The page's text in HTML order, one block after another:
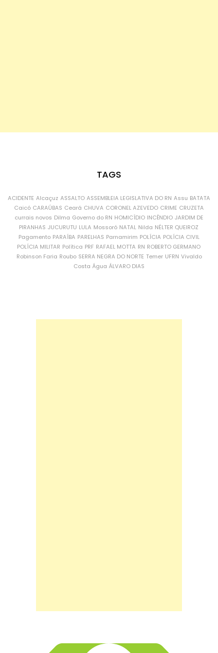
TAGS
ACIDENTE Alcaçuz ASSALTO ASSEMBLEIA LEGISLATIVA DO RN Assu BATATA
Caicó CARAÚBAS Ceará CHUVA CORONEL AZEVEDO CRIME CRUZETA
currais novos Dilma Governo do RN HOMICÍDIO INCÊNDIO JARDIM DE
PIRANHAS JUCURUTU LULA Mossoró NATAL Nilda NÉLTER QUEIROZ
Pagamento PARAÍBA PARELHAS Parnamirim POLÍCIA POLÍCIA CIVIL
POLÍCIA MILITAR Política PRF RAFAEL MOTTA RN ROBERTO GERMANO
Robinson Faria Roubo SERRA NEGRA DO NORTE Temer UFRN Vivaldo
Costa Água ÁLVARO DIAS